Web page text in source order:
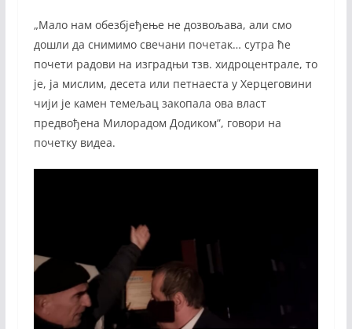
„Мало нам обезбјеђење не дозвољава, али смо
дошли да снимимо свечани почетак… сутра ће
почети радови на изградњи тзв. хидроцентрале, то
је, ја мислим, десета или петнаеста у Херцеговини
чији је камен темељац закопала ова власт
предвођена Милорадом Додиком”, говори на
почетку видеа.